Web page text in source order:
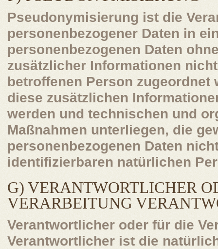
Pseudonymisierung ist die
personenbezogener Daten in
personenbezogenen Daten
zusätzlicher Informationen
betroffenen Person zugeordnet
diese zusätzlichen
werden und technischen und
Maßnahmen unterliegen, die
personenbezogenen Daten
identifizierbaren natürlichen
G) VERANTWORTLICHER
VERARBEITUNG
Verantwortlicher oder für die
Verantwortlicher ist die